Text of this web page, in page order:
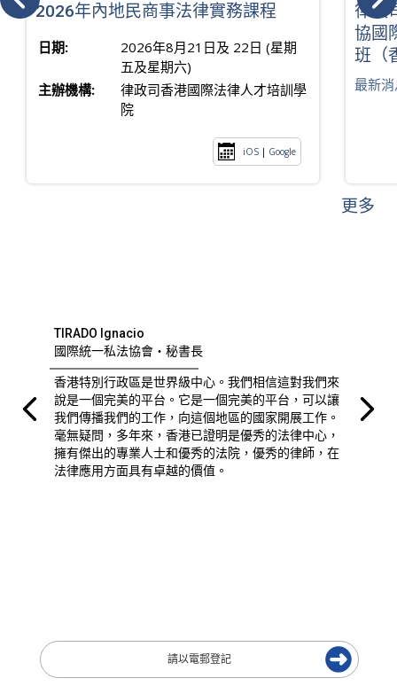
2026年內地民商事法律實務課程
日期:
2026年8月21日及 22日 (星期
五及星期六)
主辦機構:
律政司香港國際法律人才培訓學
院
iOS | Google
律政
協國
班（
最新
更多
TIRADO Ignacio
國際統一私法協會・秘書長
香港特別行政區是世界級中心。我們相信這對我們來
說是一個完美的平台。它是一個完美的平台，可以讓
我們傳播我們的工作，向這個地區的國家開展工作。
毫無疑問，多年來，香港已證明是優秀的法律中心，
擁有傑出的專業人士和優秀的法院，優秀的律師，在
法律應用方面具有卓越的價值。